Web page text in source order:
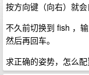
按方向键（向右）就
不久前切换到 fish ，
然后再回车。
求正确的姿势，怎么